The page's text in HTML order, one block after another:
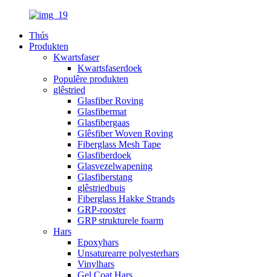
Thús
Produkten
Kwartsfaser
Kwartsfaserdoek
Populêre produkten
glêstried
Glasfiber Roving
Glasfibermat
Glasfibergaas
Glêsfiber Woven Roving
Fiberglass Mesh Tape
Glasfiberdoek
Glasvezelwapening
Glasfiberstang
glêstriedbuis
Fiberglass Hakke Strands
GRP-rooster
GRP strukturele foarm
Hars
Epoxyhars
Unsaturearre polyesterhars
Vinylhars
Gel Coat Hars